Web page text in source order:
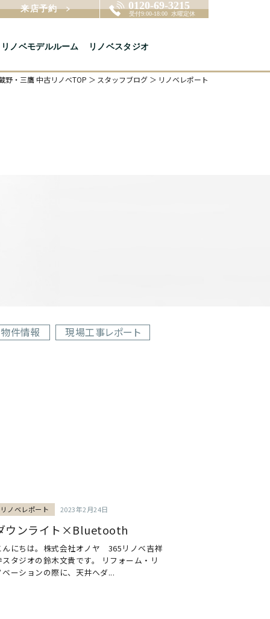
来店予約
リノベモデルルーム リノベスタジオ
野・三鷹 中古リノベTOP スタッフブログ リノベレポート
物件情報 現場工事レポート
リノベレポート 2023年2月24日
ウンライト×Bluetooth
んにちは。株式会社オノヤ 365リノベ吉祥
スタジオの鈴木文貴です。 リフォーム・リ
ベーションの際に、天井へダ...